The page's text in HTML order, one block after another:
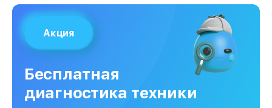
Акция
Бесплатная
диагностика техники